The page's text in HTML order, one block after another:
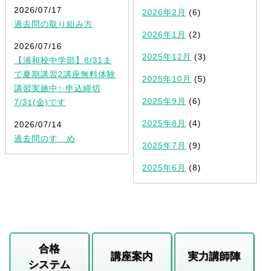
2026/07/17
過去問の取り組み方
2026/07/16
【浦和校中学部】8/31ま
で夏期講習2講座無料体験
講習実施中✨申込締切
7/31(金)です
2026/07/14
過去問のすゝめ
2026年2月 (6)
2026年1月 (2)
2025年12月 (3)
2025年10月 (5)
2025年9月 (6)
2025年8月 (4)
2025年7月 (9)
2025年6月 (8)
合格
システム
講座案内 実力講師陣